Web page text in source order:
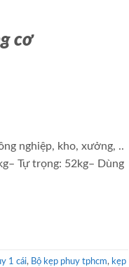
cơ
nghiệp, kho, xưởng, ..
Tự trọng: 52kg– Dùng
1 cái, Bộ kẹp phuy tphcm, kẹp